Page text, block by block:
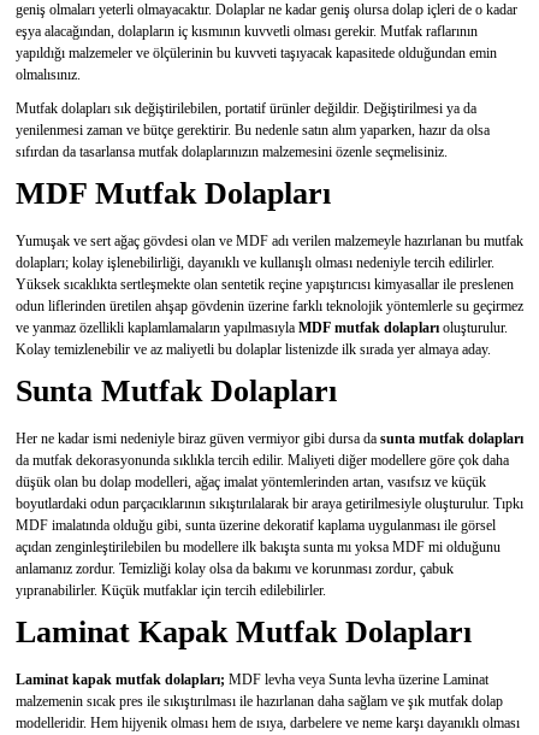
geniş olmaları yeterli olmayacaktır. Dolaplar ne kadar geniş olursa dolap içleri de o kadar
eşya alacağından, dolapların iç kısmının kuvvetli olması gerekir. Mutfak raflarının
yapıldığı malzemeler ve ölçülerinin bu kuvveti taşıyacak kapasitede olduğundan emin
olmalısınız.
Mutfak dolapları sık değiştirilebilen, portatif ürünler değildir. Değiştirilmesi ya da
yenilenmesi zaman ve bütçe gerektirir. Bu nedenle satın alım yaparken, hazır da olsa
sıfırdan da tasarlansa mutfak dolaplarınızın malzemesini özenle seçmelisiniz.
MDF Mutfak Dolapları
Yumuşak ve sert ağaç gövdesi olan ve MDF adı verilen malzemeyle hazırlanan bu mutfak
dolapları; kolay işlenebilirliği, dayanıklı ve kullanışlı olması nedeniyle tercih edilirler.
Yüksek sıcaklıkta sertleşmekte olan sentetik reçine yapıştırıcısı kimyasallar ile preslenen
odun liflerinden üretilen ahşap gövdenin üzerine farklı teknolojik yöntemlerle su geçirmez
ve yanmaz özellikli kaplamlamaların yapılmasıyla MDF mutfak dolapları oluşturulur.
Kolay temizlenebilir ve az maliyetli bu dolaplar listenizde ilk sırada yer almaya aday.
Sunta Mutfak Dolapları
Her ne kadar ismi nedeniyle biraz güven vermiyor gibi dursa da sunta mutfak dolapları
da mutfak dekorasyonunda sıklıkla tercih edilir. Maliyeti diğer modellere göre çok daha
düşük olan bu dolap modelleri, ağaç imalat yöntemlerinden artan, vasıfsız ve küçük
boyutlardaki odun parçacıklarının sıkıştırılalarak bir araya getirilmesiyle oluşturulur. Tıpkı
MDF imalatında olduğu gibi, sunta üzerine dekoratif kaplama uygulanması ile görsel
açıdan zenginleştirilebilen bu modellere ilk bakışta sunta mı yoksa MDF mi olduğunu
anlamanız zordur. Temizliği kolay olsa da bakımı ve korunması zordur, çabuk
yıpranabilirler. Küçük mutfaklar için tercih edilebilirler.
Laminat Kapak Mutfak Dolapları
Laminat kapak mutfak dolapları; MDF levha veya Sunta levha üzerine Laminat
malzemenin sıcak pres ile sıkıştırılması ile hazırlanan daha sağlam ve şık mutfak dolap
modelleridir. Hem hijyenik olması hem de ısıya, darbelere ve neme karşı dayanıklı olması